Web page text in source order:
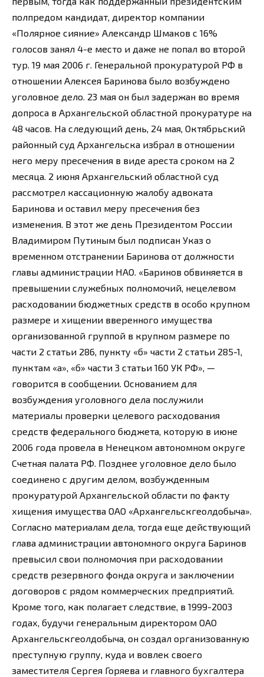
полпредом кандидат, директор компании
«Полярное сияние» Александр Шмаков с 16%
голосов занял 4-е место и даже не попал во второй
тур. 19 мая 2006 г. Генеральной прокуратурой РФ в
отношении Алексея Баринова было возбуждено
уголовное дело. 23 мая он был задержан во время
допроса в Архангельской областной прокуратуре на
48 часов. На следующий день, 24 мая, Октябрьский
районный суд Архангельска избрал в отношении
него меру пресечения в виде ареста сроком на 2
месяца. 2 июня Архангельский областной суд
рассмотрел кассационную жалобу адвоката
Баринова и оставил меру пресечения без
изменения. В этот же день Президентом России
Владимиром Путиным был подписан Указ о
временном отстранении Баринова от должности
главы администрации НАО. «Баринов обвиняется в
превышении служебных полномочий, нецелевом
расходовании бюджетных средств в особо крупном
размере и хищении вверенного имущества
организованной группой в крупном размере по
части 2 статьи 286, пункту «б» части 2 статьи 285-1,
пунктам «а», «б» части 3 статьи 160 УК РФ», —
говорится в сообщении. Основанием для
возбуждения уголовного дела послужили
материалы проверки целевого расходования
средств федерального бюджета, которую в июне
2006 года провела в Ненецком автономном округе
Счетная палата РФ. Позднее уголовное дело было
соединено с другим делом, возбужденным
прокуратурой Архангельской области по факту
хищения имущества ОАО «Архангельскгеолдобыча».
Согласно материалам дела, тогда еще действующий
глава администрации автономного округа Баринов
превысил свои полномочия при расходовании
средств резервного фонда округа и заключении
договоров с рядом коммерческих предприятий.
Кроме того, как полагает следствие, в 1999-2003
годах, будучи генеральным директором ОАО
Архангельскгеолдобыча, он создал организованную
преступную группу, куда и вовлек своего
заместителя Сергея Горяева и главного бухгалтера